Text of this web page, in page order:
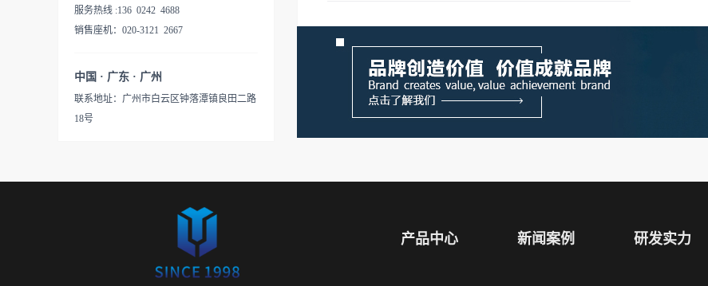
服务热线 :136 0242 4688
销售座机：020-3121 2667
中国 · 广东 · 广州
联系地址：广州市白云区钟落潭镇良田二路
18号
产品中心 新闻案例 研发实力